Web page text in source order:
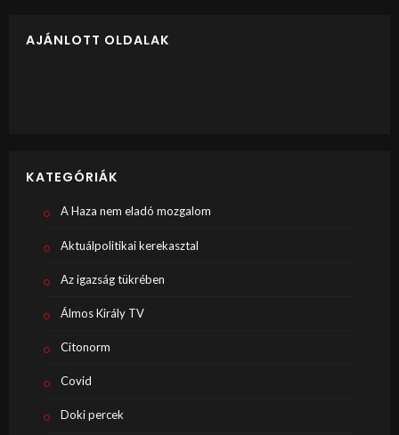
AJÁNLOTT OLDALAK
KATEGÓRIÁK
A Haza nem eladó mozgalom
Aktuálpolitikai kerekasztal
Az igazság tükrében
Álmos Király TV
Citonorm
Covid
Doki percek